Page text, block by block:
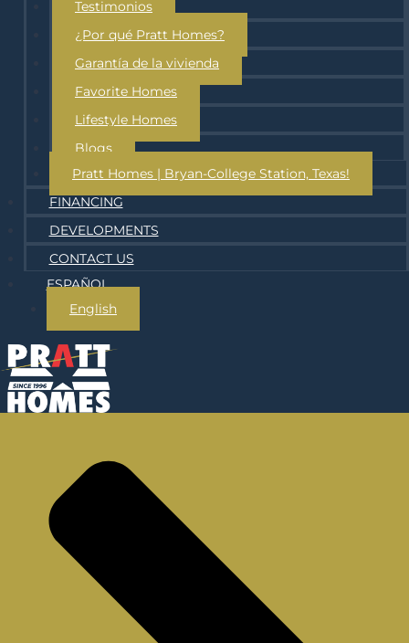
Testimonios
¿Por qué Pratt Homes?
Garantía de la vivienda
Favorite Homes
Lifestyle Homes
Blogs
Pratt Homes | Bryan-College Station, Texas!
FINANCING
DEVELOPMENTS
CONTACT US
ESPAÑOL
English